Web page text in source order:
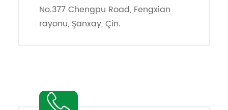
No.377 Chengpu Road, Fengxian
rayonu, Şanxay, Çin.